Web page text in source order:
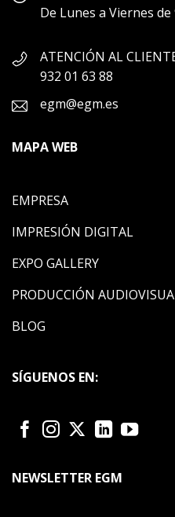
De Lunes a Viernes de
ATENCIÓN AL
932 01 63 88
egm@egm.es
MAPA WEB
EMPRESA
IMPRESIÓN DIGITAL
EXPO GALLERY
PRODUCCIÓN
BLOG
SÍGUENOS EN:
NEWSLETTER EGM